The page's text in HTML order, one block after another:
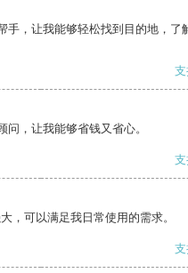
手，让我能够轻松找到目的地，了
问，让我能够省钱又省心。
，可以满足我日常使用的需求。